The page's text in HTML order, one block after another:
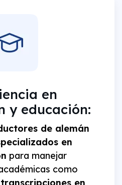
en
y educación:
de alemán
en
para manejar
como
en